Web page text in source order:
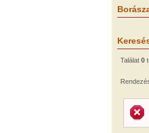
Találat 0